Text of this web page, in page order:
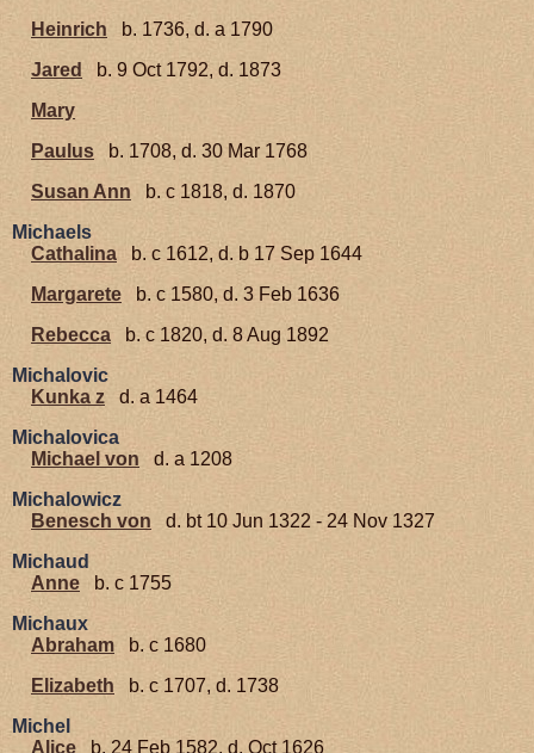
Heinrich
b. 1736, d. a 1790
Jared
b. 9 Oct 1792, d. 1873
Mary
Paulus
b. 1708, d. 30 Mar 1768
Susan Ann
b. c 1818, d. 1870
Michaels
Cathalina
b. c 1612, d. b 17 Sep 1644
Margarete
b. c 1580, d. 3 Feb 1636
Rebecca
b. c 1820, d. 8 Aug 1892
Michalovic
Kunka z
d. a 1464
Michalovica
Michael von
d. a 1208
Michalowicz
Benesch von
d. bt 10 Jun 1322 - 24 Nov 1327
Michaud
Anne
b. c 1755
Michaux
Abraham
b. c 1680
Elizabeth
b. c 1707, d. 1738
Michel
Alice
b. 24 Feb 1582, d. Oct 1626